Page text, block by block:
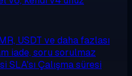
USDT ve daha fazlası
iade, soru sorulmaz
SLA'sı Çalışma süresi